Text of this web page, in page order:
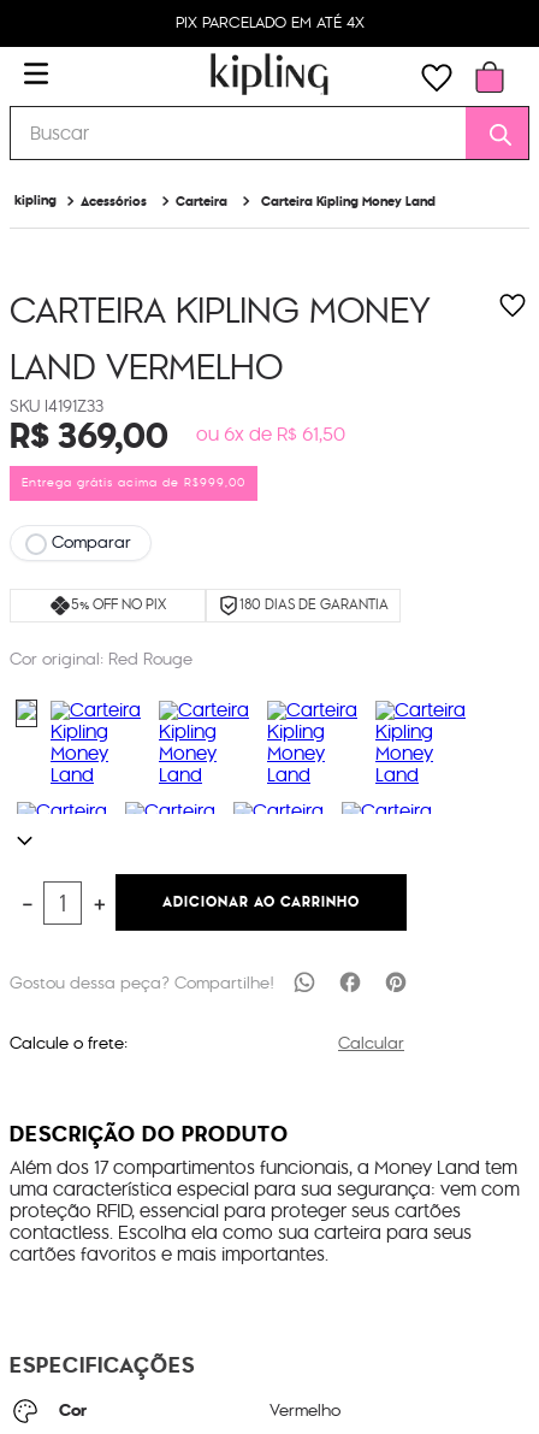
PIX PARCELADO EM ATÉ 4X
Buscar
Acessórios Carteira Carteira Kipling Money Land
CARTEIRA KIPLING MONEY
LANDVERMELHO
I4191Z33
R$369,00 ou 6x de R$ 61,50
Entrega grátis acima de R$999,00
Comparar
5% OFF NO PIX 180 DIAS DE GARANTIA
Cor original: Red Rouge
＋
－ ADICIONAR AO CARRINHO
Calcule o frete: Calcular
DESCRIÇÃO DO PRODUTO
Além dos 17 compartimentos funcionais, a Money Land tem
uma característica especial para sua segurança: vem com
proteção RFID, essencial para proteger seus cartões
contactless. Escolha ela como sua carteira para seus
cartões favoritos e mais importantes.
ESPECIFICAÇÕES
Cor Vermelho